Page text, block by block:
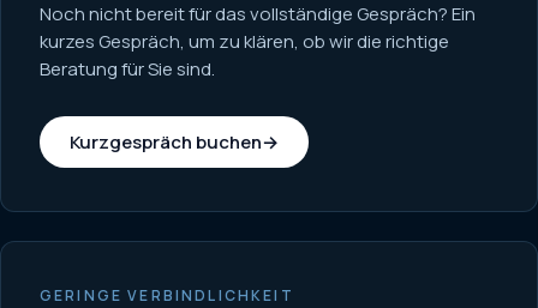
Noch nicht bereit für das vollständige Gespräch? Ein
kurzes Gespräch, um zu klären, ob wir die richtige
Beratung für Sie sind.
Kurzgespräch buchen→
GERINGE VERBINDLICHKEIT